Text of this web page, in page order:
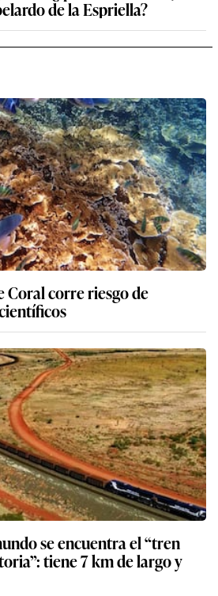
de la Espriella?
Coral corre riesgo de
se encuentra el “tren
tiene 7 km de largo y